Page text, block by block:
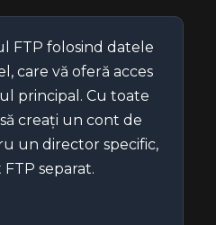
FTP folosind datele
care vă oferă acces
principal. Cu toate
creați un cont de
un director specific,
separat.